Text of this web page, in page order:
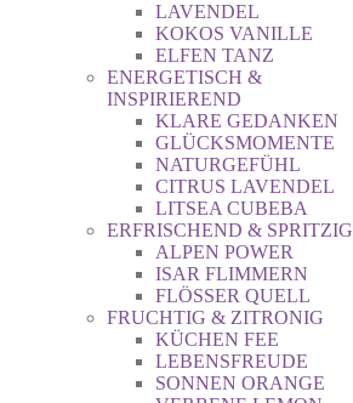
LAVENDEL
KOKOS VANILLE
ELFEN TANZ
ENERGETISCH &
INSPIRIEREND
KLARE GEDANKEN
GLÜCKSMOMENTE
NATURGEFÜHL
CITRUS LAVENDEL
LITSEA CUBEBA
ERFRISCHEND & SPRITZIG
ALPEN POWER
ISAR FLIMMERN
FLÖSSER QUELL
FRUCHTIG & ZITRONIG
KÜCHEN FEE
LEBENSFREUDE
SONNEN ORANGE